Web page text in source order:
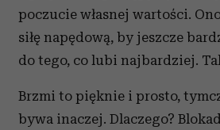
poczucie własnej wartości.
siłę napędową, by jeszcze
do tego, co lubi najbardziej.
Brzmi to pięknie i prosto,
bywa inaczej. Dlaczego?